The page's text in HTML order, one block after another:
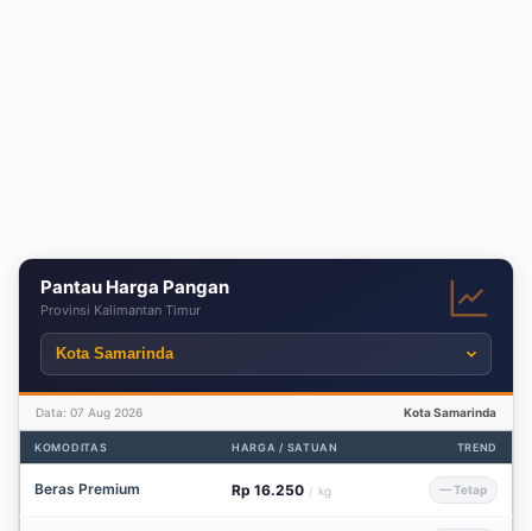
Pantau Harga Pangan
Provinsi Kalimantan Timur
Data: 07 Aug 2026 Kota Samarinda
KOMODITAS HARGA / SATUAN TREND
Beras Premium Rp 16.250 / kg — Tetap